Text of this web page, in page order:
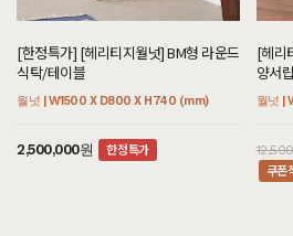
[한정특가] [헤리티지월넛] BM형 라운드
식탁/테이블
월넛 | W1500 X D800 X H740 (mm)
2,500,000원 한정특가
[헤리
양서
월넛 |
쿠폰